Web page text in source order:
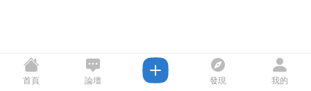
首頁 論壇 發現 我的